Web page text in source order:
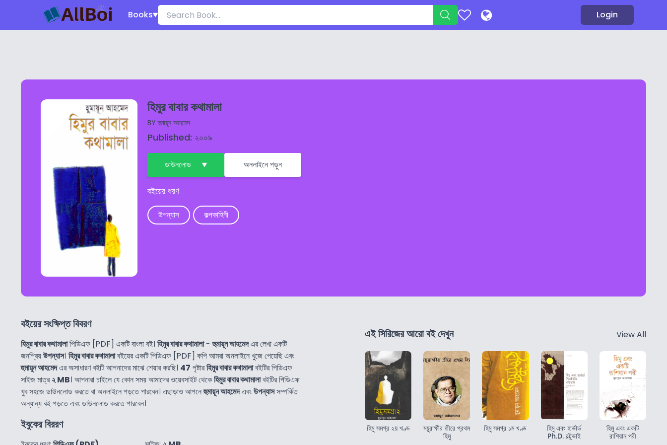
Books Login
হিমুর বাবার কথামালা
BYহুমায়ূন আহমেদ
Published: ২০০৯
ডাউনলোড অনলাইনে পড়ুন
বইয়ের ধরণ
উপন্যাস কল্পকাহিনী
বইয়ের সংক্ষিপ্ত বিবরণ
হিমুর বাবার কথামালাপিডিএফ [PDF] একটি বাংলা বই। হিমুর বাবার কথামালা-হুমায়ূন আহমেদএর লেখা একটি
জনপ্রিয়উপন্যাস। হিমুর বাবার কথামালাবইয়ের একটি পিডিএফ [PDF] কপি আমরা অনলাইনে খুজে পেয়েছি এবং
হুমায়ূন আহমেদএর অসাধারণ বইটি আপনাদের মাঝে শেয়ার করছি। 47 পৃষ্টারহিমুর বাবার কথামালাবইটির পিডিএফ
সাইজ মাত্র২ MB। আপনারা চাইলে যে কোন সময় আমাদের ওয়েবসাইট থেকেহিমুর বাবার কথামালাবইটির পিডিএফ
খুব সহজে ডাউনলোড করতে বা অনলাইনে পড়তে পারবেন। এছাড়াও আপনেহুমায়ূন আহমেদএবংউপন্যাসসম্পর্কিত
অন্যান্য বই পড়তে এবং ডাউনলোড করতে পারবেন।
ইবুকের বিররণ
এই সিরিজের আরো বই দেখুন View All
হিমু সমগ্র ২য় খণ্ড
ময়ুরাক্ষীর তীরে প্রথম
হিমু
হিমু সমগ্র ১ম খণ্ড
হিমু এবং হার্ভার্ড
Ph.D. বল্টুভাই
হিমু এবং একটি
রাশিয়ান পরী